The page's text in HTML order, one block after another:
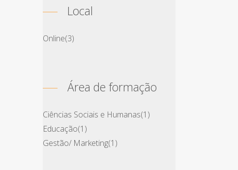
Local
Online(3)
Área de formação
Ciências Sociais e Humanas(1)
Educação(1)
Gestão/ Marketing(1)